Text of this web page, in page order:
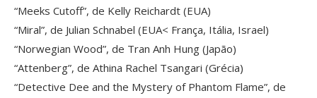
“Meeks Cutoff”, de Kelly Reichardt (EUA)
“Miral”, de Julian Schnabel (EUA< França, Itália, Israel)
“Norwegian Wood”, de Tran Anh Hung (Japão)
“Attenberg”, de Athina Rachel Tsangari (Grécia)
“Detective Dee and the Mystery of Phantom Flame”, de